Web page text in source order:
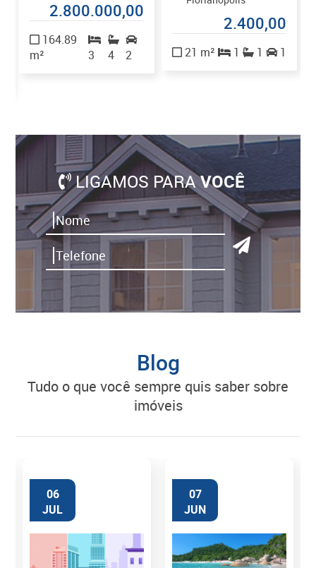
2.800.000,00
164.89
m²
3 4 2
2.400,00
21 m² 1 1
1
LIGAMOS PARAVOCÊ
Blog
tudo o que você sempre quis saber sobre
imóveis
06
JUL
07
JUN